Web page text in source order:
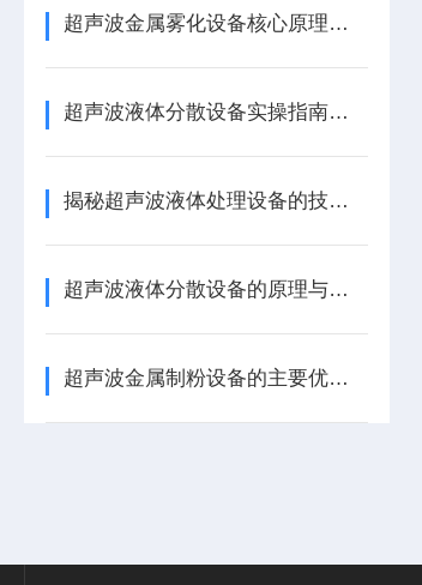
超声波金属雾化设备核心原理与应用场景
超声波液体分散设备实操指南：细节把控与工艺优化
揭秘超声波液体处理设备的技术奥秘
超声波液体分散设备的原理与应用解析
超声波金属制粉设备的主要优势体现在哪些方面